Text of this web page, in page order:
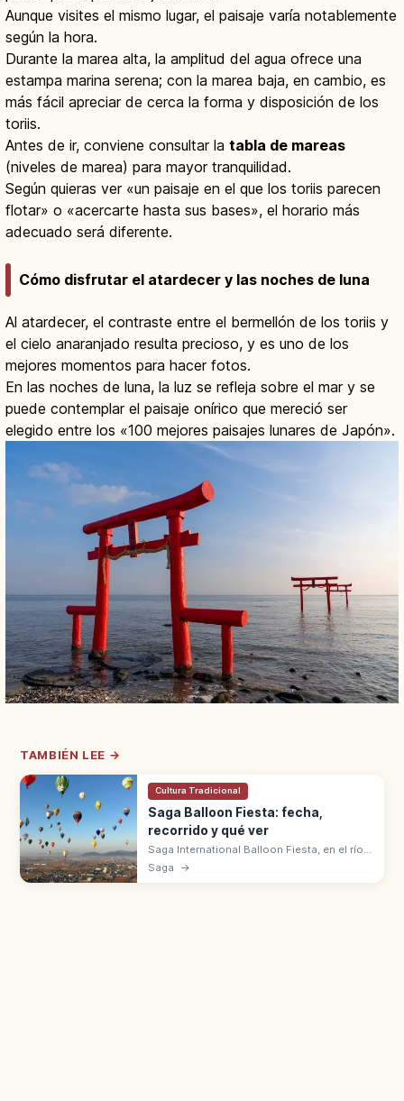
Aunque visites el mismo lugar, el paisaje varía notablemente
según la hora.
Durante la marea alta, la amplitud del agua ofrece una
estampa marina serena; con la marea baja, en cambio, es
más fácil apreciar de cerca la forma y disposición de los
toriis.
Antes de ir, conviene consultar la tabla de mareas
(niveles de marea) para mayor tranquilidad.
Según quieras ver «un paisaje en el que los toriis parecen
flotar» o «acercarte hasta sus bases», el horario más
adecuado será diferente.
Cómo disfrutar el atardecer y las noches de luna
Al atardecer, el contraste entre el bermellón de los toriis y
el cielo anaranjado resulta precioso, y es uno de los
mejores momentos para hacer fotos.
En las noches de luna, la luz se refleja sobre el mar y se
puede contemplar el paisaje onírico que mereció ser
elegido entre los «100 mejores paisajes lunares de Japón».
TAMBIÉN LEE →
Cultura Tradicional
Saga Balloon Fiesta: fecha,
recorrido y qué ver
Saga International Balloon Fiesta, en el río
Kase, es el mayor festival de globos
aerostáticos de Asia. Más de 100 globos
Saga →